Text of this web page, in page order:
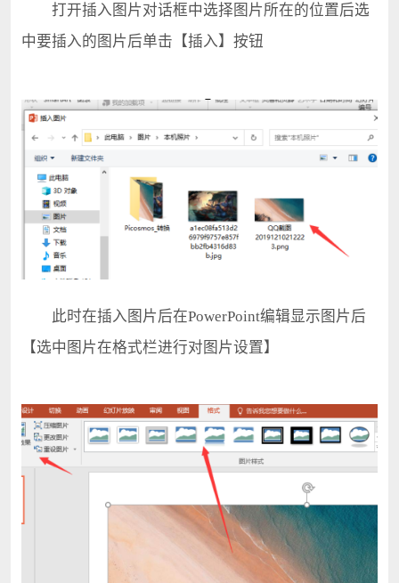
打开插入图片对话框中选择图片所在的位置后选
中要插入的图片后单击【插入】按钮
此时在插入图片后在PowerPoint编辑显示图片后
【选中图片在格式栏进行对图片设置】